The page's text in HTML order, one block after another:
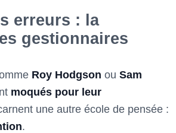
erreurs : la
gestionnaires
Roy Hodgson ou Sam
moqués pour leur
une autre école de pensée :
.